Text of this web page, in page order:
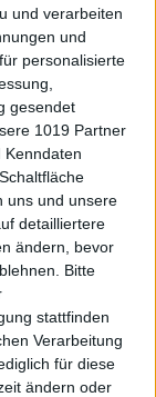
und verarbeiten
und
personalisierte
gesendet
1019 Partner
Kenndaten
uns und unsere
detailliertere
ändern, bevor
Bitte
stattfinden
Verarbeitung
für diese
ändern oder